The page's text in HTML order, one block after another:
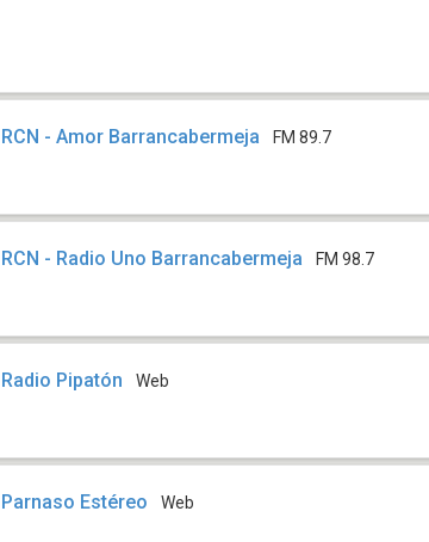
RCN - Amor Barrancabermeja FM 89.7
RCN - Radio Uno Barrancabermeja FM 98.7
Radio Pipatón Web
Parnaso Estéreo Web